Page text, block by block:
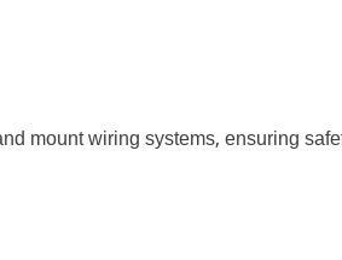
mount wiring systems, ensuring